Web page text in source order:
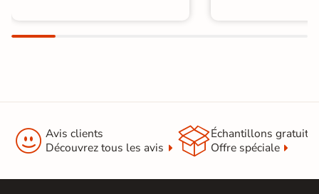
 Avis clients
Découvrez tous les avis
Échantillons gratuit
Offre spéciale